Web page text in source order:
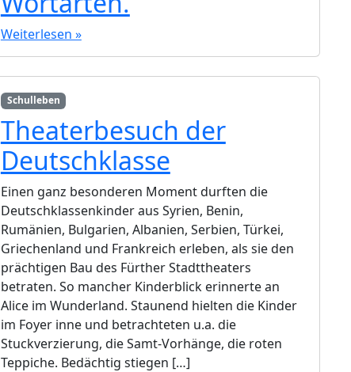
Weiterlesen »
Schulleben
Theaterbesuch der
Deutschklasse
Einen ganz besonderen Moment durften die
Deutschklassenkinder aus Syrien, Benin,
Rumänien, Bulgarien, Albanien, Serbien, Türkei,
Griechenland und Frankreich erleben, als sie den
prächtigen Bau des Fürther Stadttheaters
betraten. So mancher Kinderblick erinnerte an
Alice im Wunderland. Staunend hielten die Kinder
im Foyer inne und betrachteten u.a. die
Stuckverzierung, die Samt-Vorhänge, die roten
Teppiche. Bedächtig stiegen […]